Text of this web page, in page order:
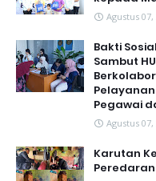
Agustus 07,
Bakti
Sambut
Pegawai
Agustus 07,
Karutan